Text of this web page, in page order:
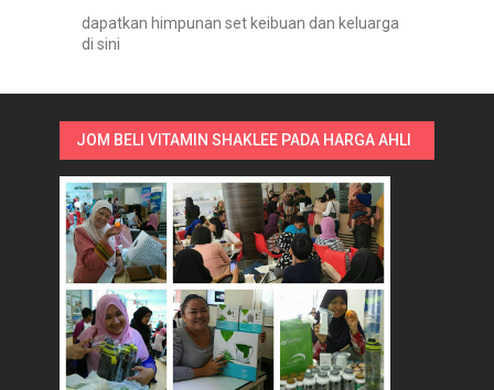
dapatkan himpunan set keibuan dan keluarga
di sini
JOM BELI VITAMIN SHAKLEE PADA HARGA AHLI